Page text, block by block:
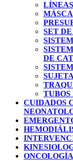
SET
DE
CUIDADOS
ONCOLOGÍA